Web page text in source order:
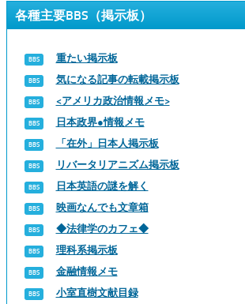
各種主要BBS（掲示板）
重たい掲示板
気になる記事の転載掲示板
<アメリカ政治情報メモ>
日本政界●情報メモ
「在外」日本人掲示板
リバータリアニズム掲示板
日本英語の謎を解く
映画なんでも文章箱
◆法律学のカフェ◆
理科系掲示板
金融情報メモ
小室直樹文献目録